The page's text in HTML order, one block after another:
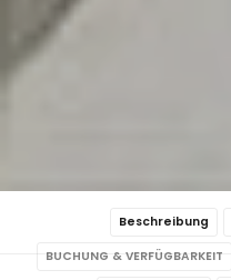
Beschreibung
BUCHUNG & VERFÜGBARKEIT